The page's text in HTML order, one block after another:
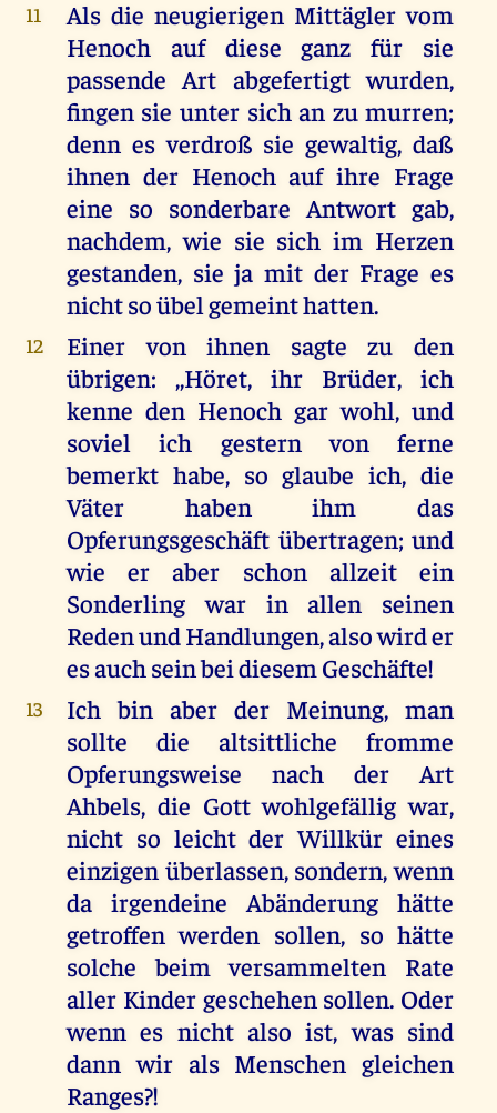
11
Als die neugierigen Mittägler vom
Henoch auf diese ganz für sie
passende Art abgefertigt wurden,
fingen sie unter sich an zu murren;
denn es verdroß sie gewaltig, daß
ihnen der Henoch auf ihre Frage
eine so sonderbare Antwort gab,
nachdem, wie sie sich im Herzen
gestanden, sie ja mit der Frage es
nicht so übel gemeint hatten.
12
Einer von ihnen sagte zu den
übrigen: ,,Höret, ihr Brüder, ich
kenne den Henoch gar wohl, und
soviel ich gestern von ferne
bemerkt habe, so glaube ich, die
Väter haben ihm das
Opferungsgeschäft übertragen; und
wie er aber schon allzeit ein
Sonderling war in allen seinen
Reden und Handlungen, also wird er
es auch sein bei diesem Geschäfte!
13
Ich bin aber der Meinung, man
sollte die altsittliche fromme
Opferungsweise nach der Art
Ahbels, die Gott wohlgefällig war,
nicht so leicht der Willkür eines
einzigen überlassen, sondern, wenn
da irgendeine Abänderung hätte
getroffen werden sollen, so hätte
solche beim versammelten Rate
aller Kinder geschehen sollen. Oder
wenn es nicht also ist, was sind
dann wir als Menschen gleichen
Ranges?!